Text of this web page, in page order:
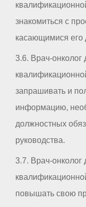
знакомиться с
касающимися его
3.6. Врач-онколог
запрашивать и
информацию,
должностных
руководства.
3.7. Врач-онколог
повышать свою